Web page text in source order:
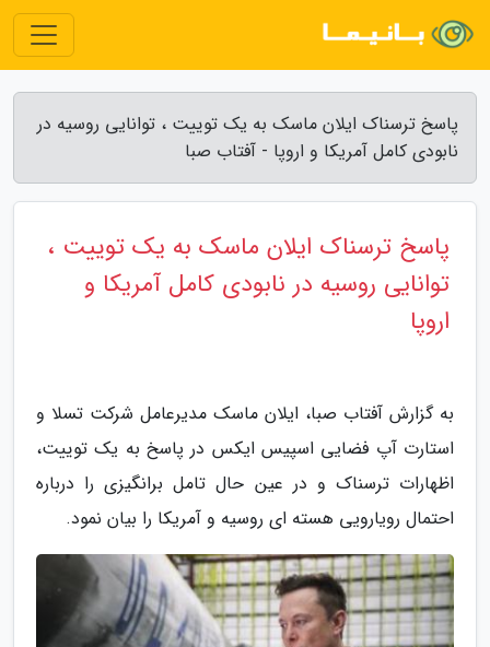
پاسخ ترسناک ایلان ماسک به یک توییت ، توانایی روسیه در
نابودی کامل آمریکا و اروپا - آفتاب صبا
پاسخ ترسناک ایلان ماسک به یک توییت ،
توانایی روسیه در نابودی کامل آمریکا و
اروپا
به گزارش آفتاب صبا، ایلان ماسک مدیرعامل شرکت تسلا و
استارت آپ فضایی اسپیس ایکس در پاسخ به یک توییت،
اظهارات ترسناک و در عین حال تامل برانگیزی را درباره
احتمال رویارویی هسته ای روسیه و آمریکا را بیان نمود.